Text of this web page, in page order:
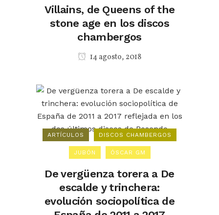
Villains, de Queens of the
stone age en los discos
chambergos
14 agosto, 2018
ARTÍCULOS DISCOS CHAMBERGOS
JUBÓN ÓSCAR GM
De vergüenza torera a De
escalde y trinchera:
evolución sociopolítica de